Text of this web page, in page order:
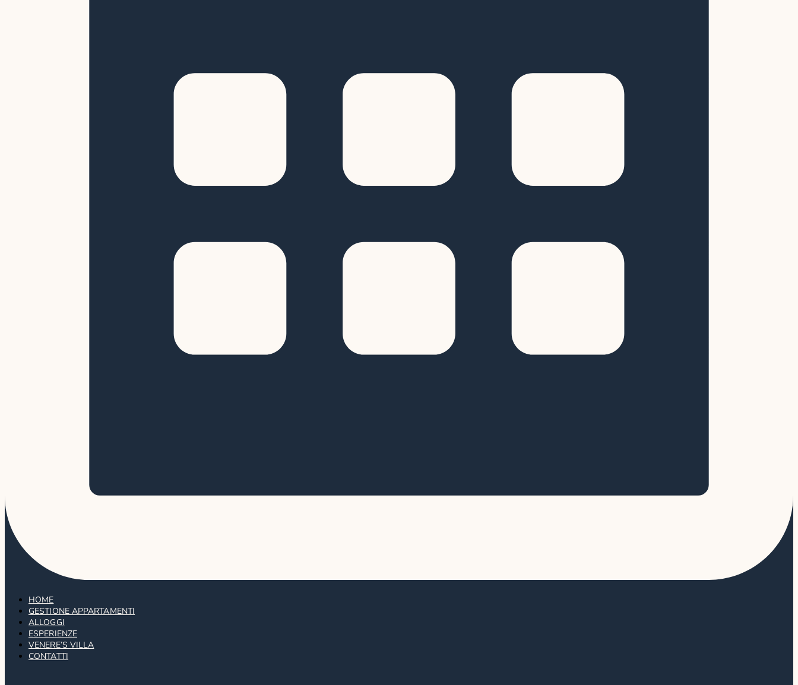
HOME
GESTIONE APPARTAMENTI
ALLOGGI
ESPERIENZE
VENERE’S VILLA
CONTATTI